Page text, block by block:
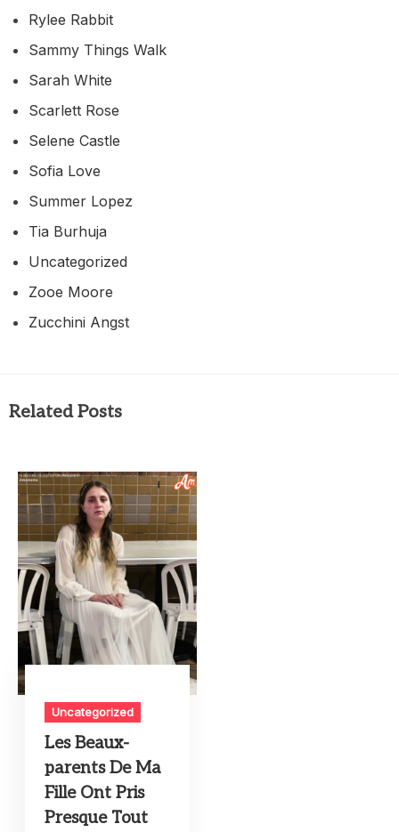
Rylee Rabbit
Sammy Things Walk
Sarah White
Scarlett Rose
Selene Castle
Sofia Love
Summer Lopez
Tia Burhuja
Uncategorized
Zooe Moore
Zucchini Angst
Related Posts
Uncategorized
Les Beaux-
parents De Ma
Fille Ont Pris
Presque Tout